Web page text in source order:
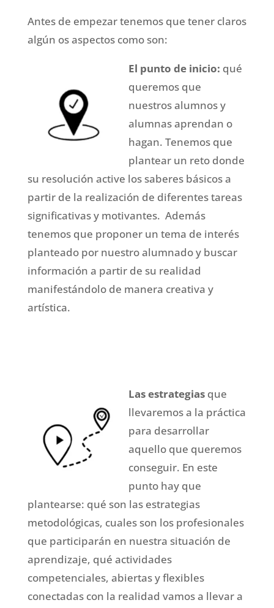
Antes de empezar tenemos que tener claros
algún os aspectos como son:
El punto de inicio: qué
queremos que
nuestros alumnos y
alumnas aprendan o
hagan. Tenemos que
plantear un reto donde
su resolución active los saberes básicos a
partir de la realización de diferentes tareas
significativas y motivantes. Además
tenemos que proponer un tema de interés
planteado por nuestro alumnado y buscar
información a partir de su realidad
manifestándolo de manera creativa y
artística.
Las estrategiasque
llevaremos a la práctica
para desarrollar
aquello que queremos
conseguir. En este
punto hay que
plantearse: qué son las estrategias
metodológicas, cuales son los profesionales
que participarán en nuestra situación de
aprendizaje, qué actividades
competenciales, abiertas y flexibles
conectadas con la realidad vamos a llevar a